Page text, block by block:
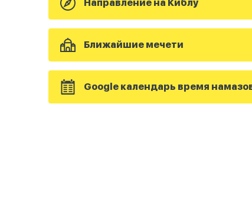
Направление на Киблу
Ближайшие мечети
Google календарь время